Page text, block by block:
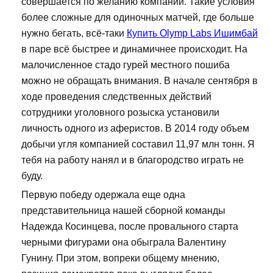
более сложные для одиночных матчей, где больше
нужно бегать, всё-таки Купить Olymp Labs Ишимбай
в паре всё быстрее и динамичнее происходит. На
малочисленное стадо гурей местного пошиба
можно не обращать внимания. В начале сентября в
ходе проведения следственных действий
сотрудники уголовного розыска установили
личность одного из аферистов. В 2014 году объем
добычи угля компанией составил 11,97 млн тонн. Я
тебя на работу нанял и в благородство играть не
буду.
Первую победу одержала еще одна
представительница нашей сборной команды
Надежда Косинцева, после провального старта
черными фигурами она обыграла Валентину
Гунину. При этом, вопреки общему мнению,